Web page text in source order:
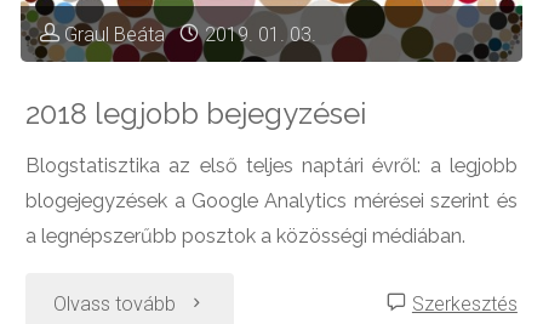
Graul Beáta 2019. 01. 03.
2018 legjobb bejegyzései
Blogstatisztika az első teljes naptári évről: a legjobb
blogejegyzések a Google Analytics mérései szerint és
a legnépszerűbb posztok a közösségi médiában.
Olvass tovább "2018 Szerkesztés